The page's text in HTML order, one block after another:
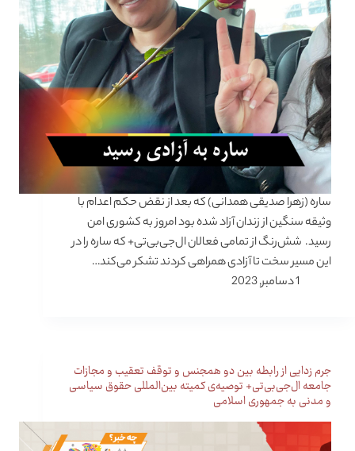
ساره (زهرا صدیقی همدانی) که بعد از نقض حکم اعدام با
وثیقه سنگین از زندان آزاد شده بود امروز به کشوری امن
رسید. شش‌رنگ از تمامی فعالان ال‌جی‌بی‌تی+ که ساره را در
این مسیر سخت تا آزادی همراهی کردند تشکر می‌کند…
1 دسامبر, 2023
جرم زدایی از رابطه بین دو همجنس و توقف تعقیب و مجازات
جامعه ال‌جی‌بی‌تی+ توصیه‌ی کمیته بین‌المللی حقوق سیاسی
و مدنی به جمهوری اسلامی